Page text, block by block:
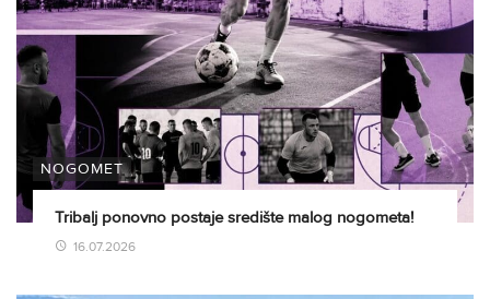
NOGOMET
Tribalj ponovno postaje središte malog nogometa!
16.07.2026